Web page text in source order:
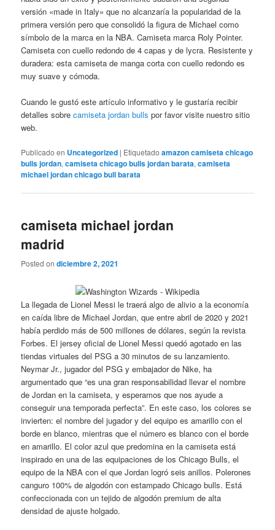
versión «made in Italy» que no alcanzaría la popularidad de la
primera versión pero que consolidó la figura de Michael como
símbolo de la marca en la NBA. Camiseta marca Roly Pointer.
Camiseta con cuello redondo de 4 capas y de lycra. Resistente y
duradera: esta camiseta de manga corta con cuello redondo es
muy suave y cómoda.
Cuando le gustó este artículo informativo y le gustaría recibir
detalles sobrecamiseta jordan bulls por favor visite nuestro sitio
web.
Publicado en Uncategorized | Etiquetado amazon camiseta chicago
bulls jordan,camiseta chicago bulls jordan barata,camiseta
michael jordan chicago bull barata
camiseta michael jordan
madrid
Posted ondiciembre 2, 2021
La llegada de Lionel Messi le traerá algo de alivio a la economía
en caída libre de Michael Jordan, que entre abril de 2020 y 2021
había perdido más de 500 millones de dólares, según la revista
Forbes. El jersey oficial de Lionel Messi quedó agotado en las
tiendas virtuales del PSG a 30 minutos de su lanzamiento.
Neymar Jr., jugador del PSG y embajador de Nike, ha
argumentado que “es una gran responsabilidad llevar el nombre
de Jordan en la camiseta, y esperamos que nos ayude a
conseguir una temporada perfecta”. En este caso, los colores se
invierten: el nombre del jugador y del equipo es amarillo con el
borde en blanco, mientras que el número es blanco con el borde
en amarillo. El color azul que predomina en la camiseta está
inspirado en una de las equipaciones de los Chicago Bulls, el
equipo de la NBA con el que Jordan logró seis anillos. Polerones
canguro 100% de algodón con estampado Chicago bulls. Está
confeccionada con un tejido de algodón premium de alta
densidad de ajuste holgado.